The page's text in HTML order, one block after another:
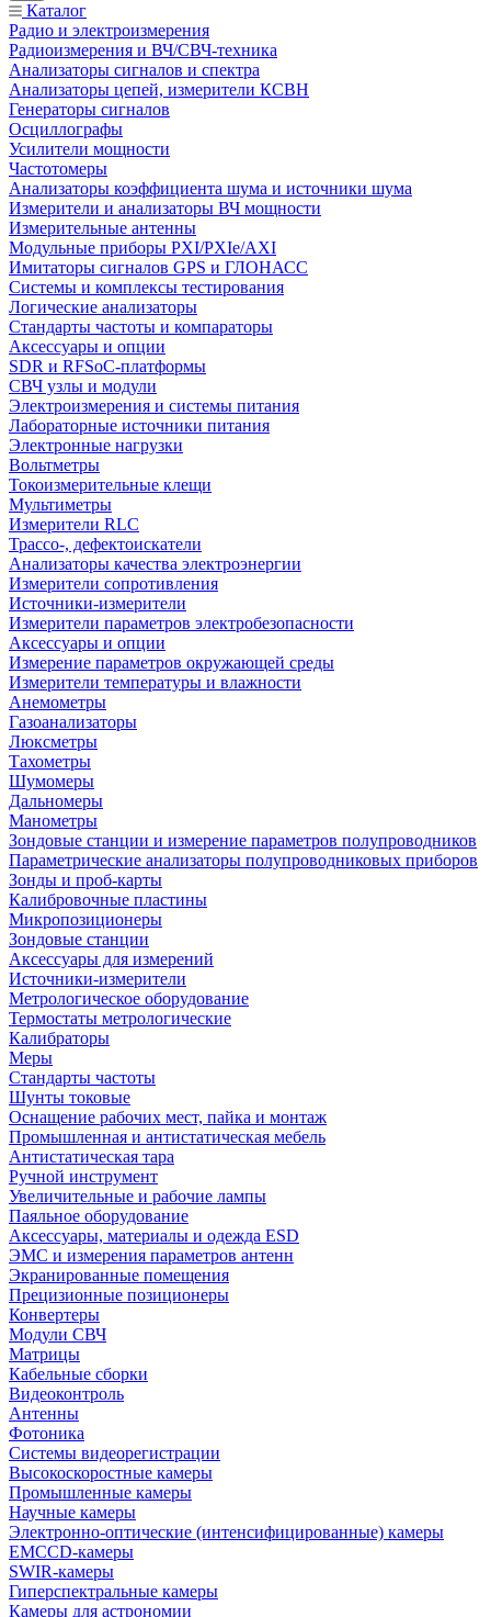
Каталог
Радио и электроизмерения
Радиоизмерения и ВЧ/СВЧ-техника
Анализаторы сигналов и спектра
Анализаторы цепей, измерители КСВН
Генераторы сигналов
Осциллографы
Усилители мощности
Частотомеры
Анализаторы коэффициента шума и источники шума
Измерители и анализаторы ВЧ мощности
Измерительные антенны
Модульные приборы PXI/PXIe/AXI
Имитаторы сигналов GPS и ГЛОНАСС
Системы и комплексы тестирования
Логические анализаторы
Стандарты частоты и компараторы
Аксессуары и опции
SDR и RFSoC‑платформы
СВЧ узлы и модули
Электроизмерения и системы питания
Лабораторные источники питания
Электронные нагрузки
Вольтметры
Токоизмерительные клещи
Мультиметры
Измерители RLC
Трассо-, дефектоискатели
Анализаторы качества электроэнергии
Измерители сопротивления
Источники-измерители
Измерители параметров электробезопасности
Аксессуары и опции
Измерение параметров окружающей среды
Измерители температуры и влажности
Анемометры
Газоанализаторы
Люксметры
Тахометры
Шумомеры
Дальномеры
Манометры
Зондовые станции и измерение параметров полупроводников
Параметрические анализаторы полупроводниковых приборов
Зонды и проб-карты
Калибровочные пластины
Микропозиционеры
Зондовые станции
Аксессуары для измерений
Источники-измерители
Метрологическое оборудование
Термостаты метрологические
Калибраторы
Меры
Стандарты частоты
Шунты токовые
Оснащение рабочих мест, пайка и монтаж
Промышленная и антистатическая мебель
Антистатическая тара
Ручной инструмент
Увеличительные и рабочие лампы
Паяльное оборудование
Аксессуары, материалы и одежда ESD
ЭМС и измерения параметров антенн
Экранированные помещения
Прецизионные позиционеры
Конвертеры
Модули СВЧ
Матрицы
Кабельные сборки
Видеоконтроль
Антенны
Фотоника
Cистемы видеорегистрации
Высокоскоростные камеры
Промышленные камеры
Научные камеры
Электронно-оптические (интенсифицированные) камеры
EMCCD-камеры
SWIR-камеры
Гиперспектральные камеры
Камеры для астрономии